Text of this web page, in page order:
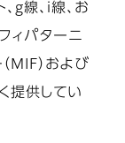
g線、i線、お
ィパターニ
MIF）および
提供してい